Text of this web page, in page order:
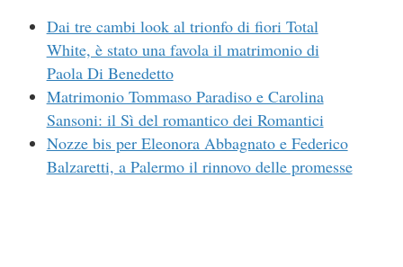
Dai tre cambi look al trionfo di fiori Total
White, è stato una favola il matrimonio di
Paola Di Benedetto
Matrimonio Tommaso Paradiso e Carolina
Sansoni: il Sì del romantico dei Romantici
Nozze bis per Eleonora Abbagnato e Federico
Balzaretti, a Palermo il rinnovo delle promesse